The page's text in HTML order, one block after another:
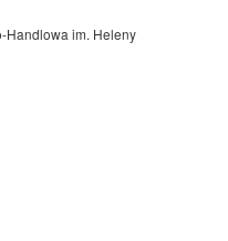
Handlowa im. Heleny